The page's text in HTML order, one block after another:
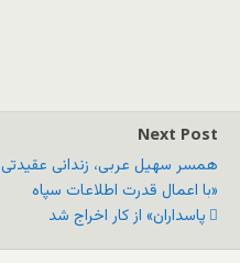
Next Post
همسر سهیل عربی، زندانی عقیدتی
«با اعمال قدرت اطلاعات سپاه
پاسداران» از کار اخراج شد